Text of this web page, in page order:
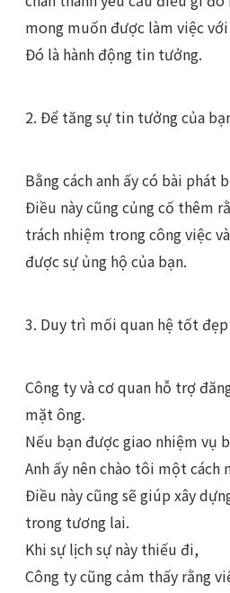
mong muốn được làm việc với
Đó là hành động tin tưởng.
2. Để tăng sự tin tưởng của
Bằng cách anh ấy có bài phát
Điều này cũng củng cố thêm
trách nhiệm trong công việc
được sự ủng hộ của bạn.
3. Duy trì mối quan hệ tốt
Công ty và cơ quan hỗ trợ
mặt ông.
Nếu bạn được giao nhiệm vụ
Anh ấy nên chào tôi một cách
Điều này cũng sẽ giúp xây
trong tương lai.
Khi sự lịch sự này thiếu đi,
Công ty cũng cảm thấy rằng